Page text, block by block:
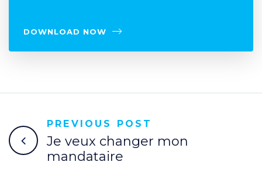
DOWNLOAD NOW
PREVIOUS POST
Je veux changer mon
mandataire